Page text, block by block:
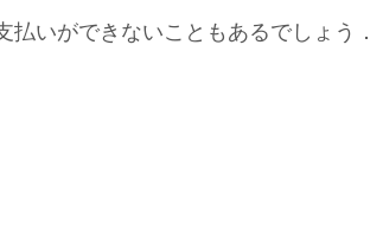
いができないこともあるでしょう．